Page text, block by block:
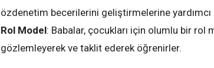
özdenetim becerilerini geliştirmelerine yardımcı
Rol Model: Babalar, çocukları için olumlu bir rol
gözlemleyerek ve taklit ederek öğrenirler.